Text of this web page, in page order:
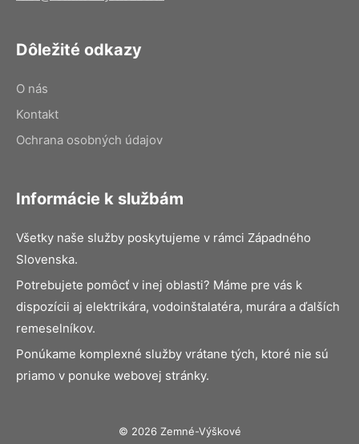
Dôležité odkazy
O nás
Kontakt
Ochrana osobných údajov
Informácie k službám
Všetky naše služby poskytujeme v rámci Západného
Slovenska.
Potrebujete pomôcť v inej oblasti? Máme pre vás k
dispozícii aj elektrikára, vodoinštalatéra, murára a ďalších
remeselníkov.
Ponúkame komplexné služby vrátane tých, ktoré nie sú
priamo v ponuke webovej stránky.
© 2026 Zemné-Výškové